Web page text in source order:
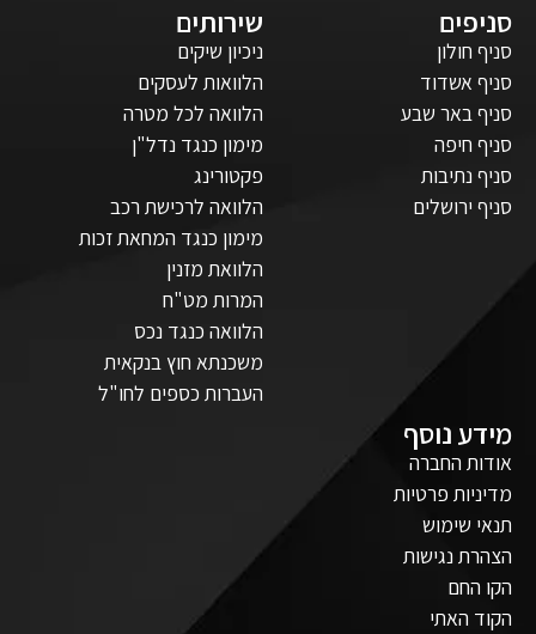
סניפים
סניף חולון
סניף אשדוד
סניף באר שבע
סניף חיפה
סניף נתיבות
סניף ירושלים
שירותים
ניכיון שיקים
הלוואות לעסקים
הלוואה לכל מטרה
מימון כנגד נדל"ן
פקטורינג
הלוואה לרכישת רכב
מימון כנגד המחאת זכות
הלוואת מזנין
המרות מט"ח
הלוואה כנגד נכס
משכנתא חוץ בנקאית
העברות כספים לחו"ל
מידע נוסף
אודות החברה
מדיניות פרטיות
תנאי שימוש
הצהרת נגישות
הקו החם
הקוד האתי